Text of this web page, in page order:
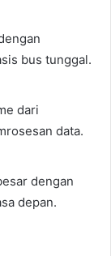
bus tunggal.
dari
data.
dengan
depan.